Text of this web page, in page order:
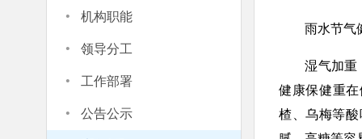
· 机构职能
· 领导分工
· 工作部署
· 公告公示
雨水节气健
湿气加重，
健康保健重
楂、乌梅等